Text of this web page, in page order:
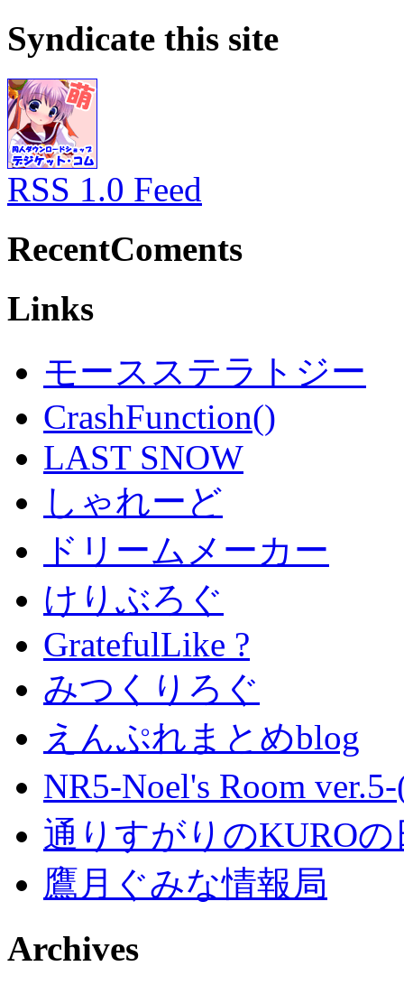
Syndicate this site
RSS 1.0 Feed
RecentComents
Links
モースステラトジー
CrashFunction()
LAST SNOW
しゃれーど
ドリームメーカー
けりぶろぐ
GratefulLike ?
みつくりろぐ
えんぷれまとめblog
NR5-Noel's Room
通りすがりのKURO
鷹月ぐみな情報局
Archives